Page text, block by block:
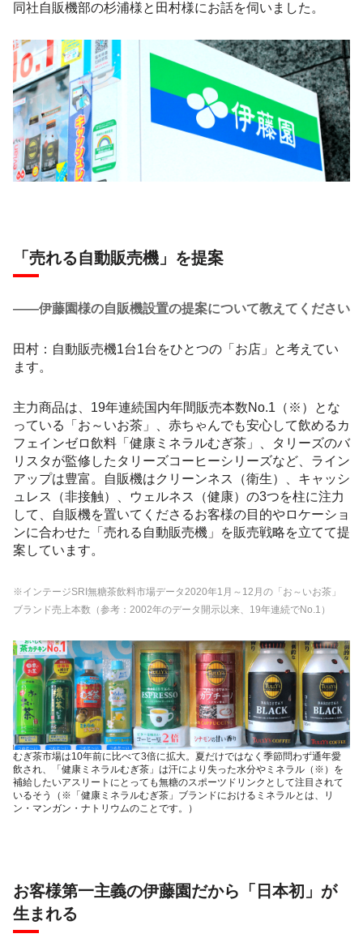
同社自販機部の杉浦様と田村様にお話を伺いました。
「売れる自動販売機」を提案
――伊藤園様の自販機設置の提案について教えてください
田村：自動販売機1台1台をひとつの「お店」と考えてい
ます。
主力商品は、19年連続国内年間販売本数No.1（※）とな
っている「お～いお茶」、赤ちゃんでも安心して飲めるカ
フェインゼロ飲料「健康ミネラルむぎ茶」、タリーズのバ
リスタが監修したタリーズコーヒーシリーズなど、ライン
アップは豊富。自販機はクリーンネス（衛生）、キャッシ
ュレス（非接触）、ウェルネス（健康）の3つを柱に注力
して、自販機を置いてくださるお客様の目的やロケーショ
ンに合わせた「売れる自動販売機」を販売戦略を立てて提
案しています。
※インテージSRI無糖茶飲料市場データ2020年1月～12月の「お～いお茶」
ブランド売上本数（参考：2002年のデータ開示以来、19年連続でNo.1）
むぎ茶市場は10年前に比べて3倍に拡大。夏だけではなく季節問わず通年愛
飲され、「健康ミネラルむぎ茶」は汗により失った水分やミネラル（※）を
補給したいアスリートにとっても無糖のスポーツドリンクとして注目されて
いるそう（※「健康ミネラルむぎ茶」ブランドにおけるミネラルとは、リ
ン・マンガン・ナトリウムのことです。）
お客様第一主義の伊藤園だから「日本初」が
生まれる